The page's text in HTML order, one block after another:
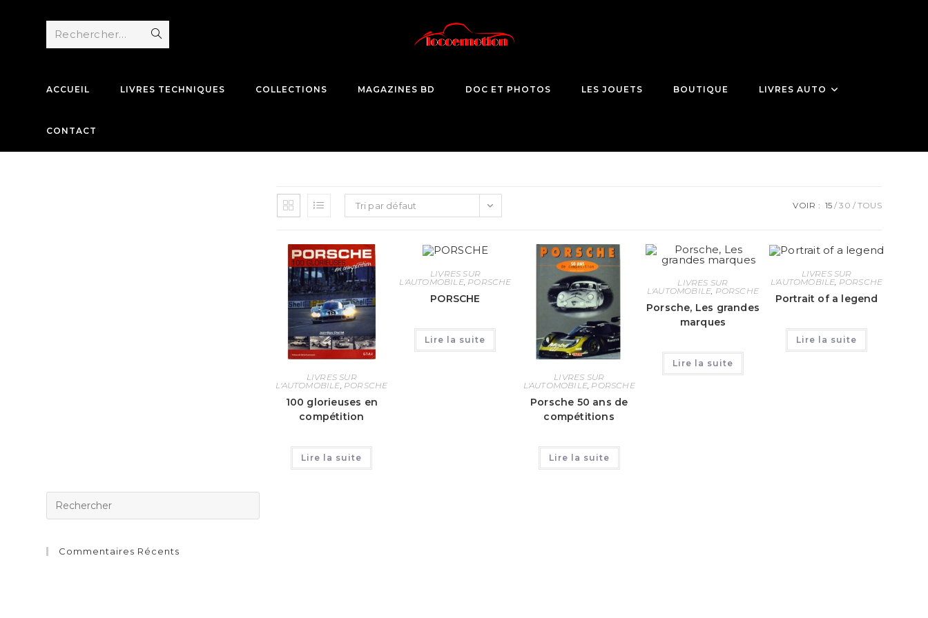
Rechercher… Envoyer
recherche
ACCUEIL LIVRES TECHNIQUES COLLECTIONS MAGAZINES BD DOC ET PHOTOS LES JOUETS BOUTIQUE LIVRES AUTO
CONTACT
Tri par défaut VOIR : 15 30 TOUS
LIVRES SUR
L'AUTOMOBILE PORSCHE
100 glorieuses en
compétition
Lire la suite
LIVRES SUR
L'AUTOMOBILE, PORSCHE
PORSCHE
Lire la suite
LIVRES SUR
L'AUTOMOBILE, PORSCHE
Porsche 50 ans de
compétitions
Lire la suite
LIVRES SUR
L'AUTOMOBILE, PORSCHE
Porsche, Les grandes
marques
Lire la suite
LIVRES SUR
L'AUTOMOBILE, PORSCHE
Portrait of a legend
Lire la suite
Commentaires Récents